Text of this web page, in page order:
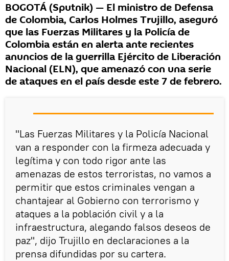
BOGOTÁ (Sputnik) — El ministro de Defensa
de Colombia, Carlos Holmes Trujillo, aseguró
que las Fuerzas Militares y la Policía de
Colombia están en alerta ante recientes
anuncios de la guerrilla Ejército de Liberación
Nacional (ELN), que amenazó con una serie
de ataques en el país desde este 7 de febrero.
"Las Fuerzas Militares y la Policía Nacional
van a responder con la firmeza adecuada y
legítima y con todo rigor ante las
amenazas de estos terroristas, no vamos a
permitir que estos criminales vengan a
chantajear al Gobierno con terrorismo y
ataques a la población civil y a la
infraestructura, alegando falsos deseos de
paz", dijo Trujillo en declaraciones a la
prensa difundidas por su cartera.